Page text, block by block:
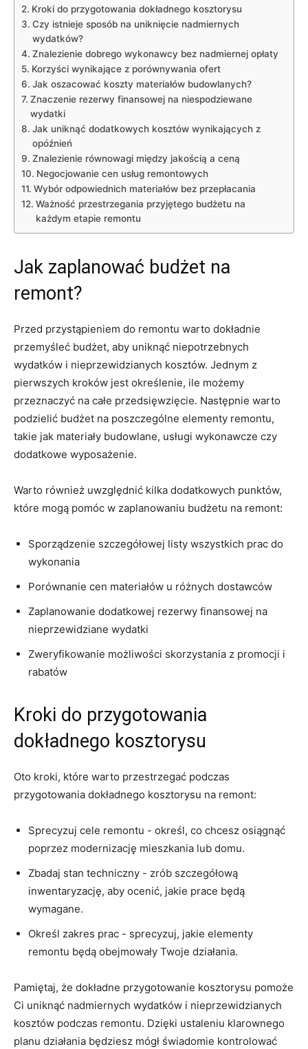
Kroki ⁣do przygotowania dokładnego​ kosztorysu
Czy istnieje sposób ⁣na uniknięcie ⁢nadmiernych
wydatków?
Znalezienie dobrego wykonawcy bez nadmiernej⁣ opłaty
Korzyści wynikające z porównywania ofert
Jak oszacować koszty materiałów⁣ budowlanych?
Znaczenie rezerwy⁢ finansowej na niespodziewane
wydatki
Jak ⁣uniknąć dodatkowych ​kosztów ⁢wynikających z
opóźnień
Znalezienie równowagi między jakością a ceną
Negocjowanie cen usług remontowych
Wybór odpowiednich materiałów bez przepłacania
Ważność przestrzegania ‍przyjętego budżetu na
każdym etapie​ remontu
Jak zaplanować budżet na
remont?
Przed przystąpieniem ⁤do remontu‌ warto dokładnie
przemyśleć budżet, aby uniknąć niepotrzebnych⁢
wydatków ⁢i nieprzewidzianych kosztów. Jednym z
pierwszych⁢ kroków⁤ jest określenie, ile możemy
przeznaczyć ⁤na ⁣całe ⁣przedsięwzięcie. Następnie warto
‍podzielić budżet na poszczególne ⁣elementy remontu,
takie jak materiały‍ budowlane, ​usługi​ wykonawcze​ czy
dodatkowe wyposażenie.
Warto również uwzględnić kilka dodatkowych ​punktów,
które mogą ⁢pomóc w​ zaplanowaniu budżetu na remont:
Sporządzenie szczegółowej listy⁢ wszystkich ⁤prac do​
wykonania
Porównanie cen materiałów u różnych dostawców
Zaplanowanie dodatkowej rezerwy finansowej na
nieprzewidziane ‍wydatki
Zweryfikowanie ⁣możliwości skorzystania ‌z promocji i
rabatów
Kroki ⁣do przygotowania
dokładnego​ kosztorysu
Oto kroki, które warto ⁢przestrzegać podczas ​
przygotowania dokładnego kosztorysu na remont:
Sprecyzuj cele remontu -​ określ, co chcesz ⁢osiągnąć
poprzez modernizację mieszkania lub domu.
Zbadaj stan ‍techniczny ⁣- zrób ⁣szczegółową
inwentaryzację, aby ocenić, jakie ‍prace będą
wymagane.
Określ zakres⁣ prac⁤ -​ sprecyzuj, jakie elementy
remontu będą obejmowały Twoje⁤ działania.
Pamiętaj, że dokładne przygotowanie kosztorysu pomoże
Ci uniknąć nadmiernych wydatków i ​nieprzewidzianych
kosztów podczas remontu. Dzięki ustaleniu klarownego
planu⁢ działania będziesz mógł świadomie kontrolować​